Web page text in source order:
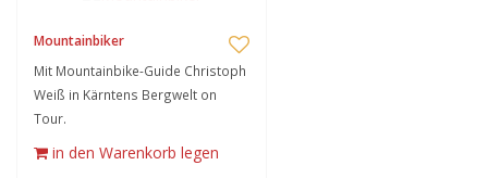
Mountainbiker
Mit Mountainbike-Guide Christoph
Weiß in Kärntens Bergwelt on
Tour.
in den Warenkorb legen